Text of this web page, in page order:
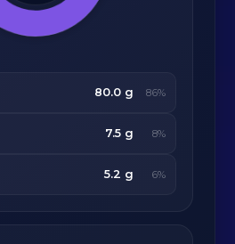
80.0 g 86%
7.5 g 8%
5.2 g 6%